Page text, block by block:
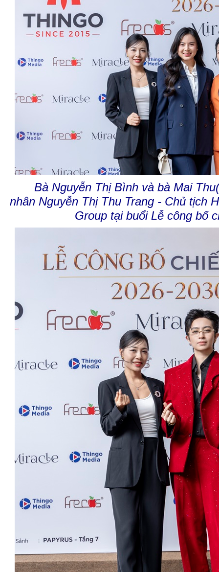
Bà Nguyễn Thị Bình và bà Mai
nhân Nguyễn Thị Thu Trang - Chủ tịch
Group tại buổi Lễ công bố